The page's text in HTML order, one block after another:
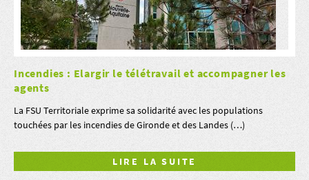
Incendies : Elargir le télétravail et accompagner les
agents
La FSU Territoriale exprime sa solidarité avec les populations
touchées par les incendies de Gironde et des Landes (…)
LIRE LA SUITE